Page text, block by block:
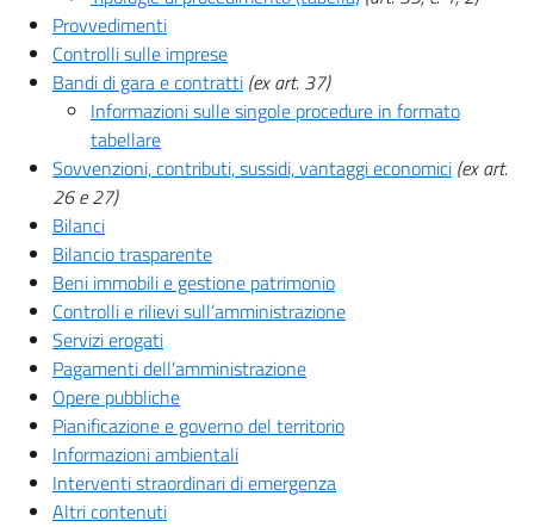
Provvedimenti
Controlli sulle imprese
Bandi di gara e contratti (ex art. 37)
Informazioni sulle singole procedure in formato
tabellare
Sovvenzioni, contributi, sussidi, vantaggi economici (ex art.
26 e 27)
Bilanci
Bilancio trasparente
Beni immobili e gestione patrimonio
Controlli e rilievi sull’amministrazione
Servizi erogati
Pagamenti dell’amministrazione
Opere pubbliche
Pianificazione e governo del territorio
Informazioni ambientali
Interventi straordinari di emergenza
Altri contenuti